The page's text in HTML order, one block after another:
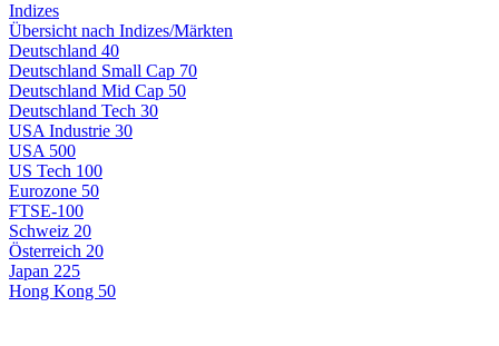
Indizes
Übersicht nach Indizes/Märkten
Deutschland 40
Deutschland Small Cap 70
Deutschland Mid Cap 50
Deutschland Tech 30
USA Industrie 30
USA 500
US Tech 100
Eurozone 50
FTSE-100
Schweiz 20
Österreich 20
Japan 225
Hong Kong 50